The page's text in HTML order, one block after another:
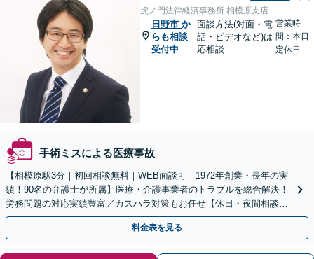
虎ノ門法律経済事務所 相模原支店
日野市 か
らも相談
受付中
面談方法(対面・電
話・ビデオなど)は
応相談
営業時
間：本日
定休日
手術ミスによる医療事故
【相模原駅3分｜初回相談無料｜WEB面談可｜1972年創業・長年の実
績！90名の弁護士が所属】医療・介護事業者のトラブルを総合解決！
労務問題の対応実績豊富／カスハラ対策もお任せ【休日・夜間相談可
／忙しい方にも安心の柔軟なサポート体制】
料金表を見る